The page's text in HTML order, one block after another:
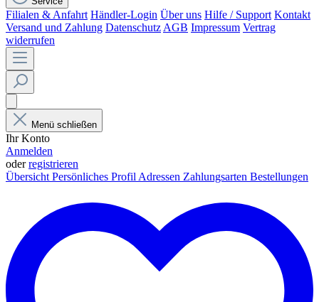
Filialen & Anfahrt Händler-Login Über uns Hilfe / Support Kontakt
Versand und Zahlung Datenschutz AGB Impressum Vertrag
widerrufen
Menü schließen
Ihr Konto
Anmelden
oderregistrieren
Übersicht Persönliches Profil Adressen Zahlungsarten Bestellungen